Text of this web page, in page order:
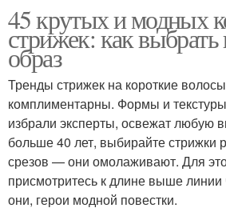
45 крутых и модных
стрижек: как
образ
Тренды стрижек на короткие
комплиментарны. Формы и
избрали эксперты, освежат любую
больше 40 лет, выбирайте стрижки
срезов — они омолаживают. Для
присмотритесь к длине выше линии
они, герои модной повестки.